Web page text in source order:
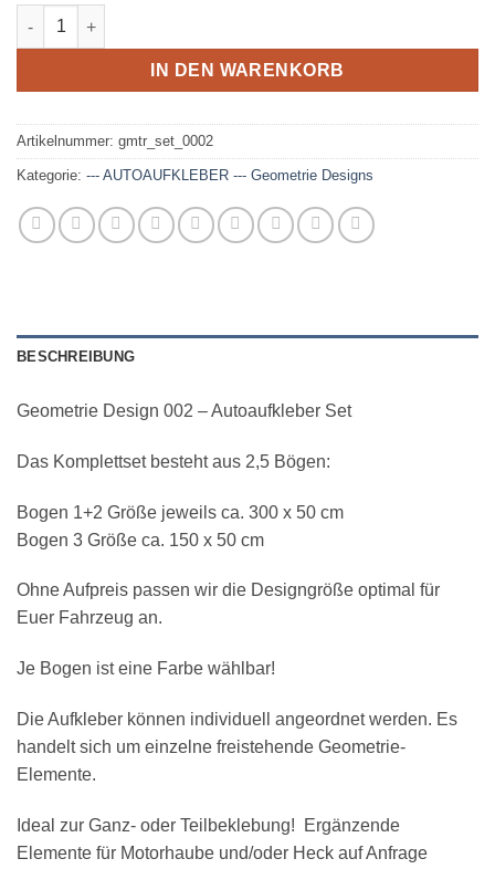
Geometrie Design 002- Autoaufkleber Set Menge
IN DEN WARENKORB
Artikelnummer: gmtr_set_0002
Kategorie: --- AUTOAUFKLEBER --- Geometrie Designs
BESCHREIBUNG
Geometrie Design 002 – Autoaufkleber Set
Das Komplettset besteht aus 2,5 Bögen:
Bogen 1+2 Größe jeweils ca. 300 x 50 cm
Bogen 3 Größe ca. 150 x 50 cm
Ohne Aufpreis passen wir die Designgröße optimal für
Euer Fahrzeug an.
Je Bogen ist eine Farbe wählbar!
Die Aufkleber können individuell angeordnet werden. Es
handelt sich um einzelne freistehende Geometrie-
Elemente.
Ideal zur Ganz- oder Teilbeklebung! Ergänzende
Elemente für Motorhaube und/oder Heck auf Anfrage